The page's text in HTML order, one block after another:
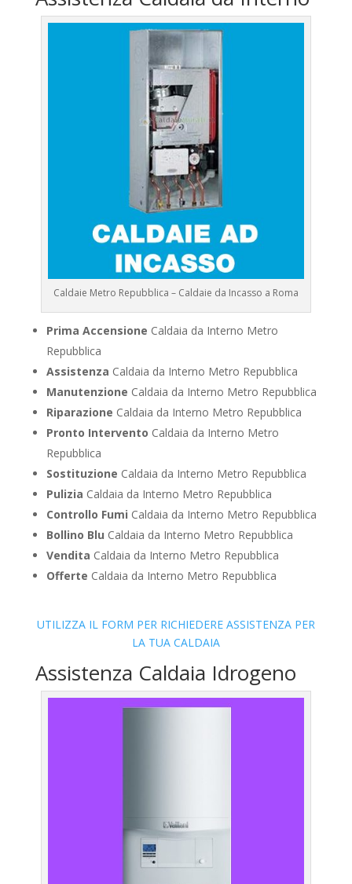
Caldaie Metro Repubblica – Caldaie da Incasso a Roma
Prima Accensione Caldaia da Interno Metro
Repubblica
Assistenza Caldaia da Interno Metro Repubblica
Manutenzione Caldaia da Interno Metro Repubblica
Riparazione Caldaia da Interno Metro Repubblica
Pronto Intervento Caldaia da Interno Metro
Repubblica
Sostituzione Caldaia da Interno Metro Repubblica
Pulizia Caldaia da Interno Metro Repubblica
Controllo Fumi Caldaia da Interno Metro Repubblica
Bollino Blu Caldaia da Interno Metro Repubblica
Vendita Caldaia da Interno Metro Repubblica
Offerte Caldaia da Interno Metro Repubblica
UTILIZZA IL FORM PER RICHIEDERE ASSISTENZA PER
LA TUA CALDAIA
Assistenza Caldaia Idrogeno